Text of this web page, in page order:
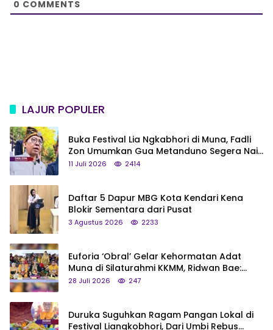
0 COMMENTS
LAJUR POPULER
Buka Festival Lia Ngkabhori di Muna, Fadli
Zon Umumkan Gua Metanduno Segera Naik
Status Jadi Cagar Budaya Nasional
11 Juli 2026 2414
Daftar 5 Dapur MBG Kota Kendari Kena
Blokir Sementara dari Pusat
3 Agustus 2026 2233
Euforia ‘Obral’ Gelar Kehormatan Adat
Muna di Silaturahmi KKMM, Ridwan Bae:
Saya Bukan Tipe Begitu, Belum Pantas!
28 Juli 2026 247
Duruka Suguhkan Ragam Pangan Lokal di
Festival Liangkobhori, Dari Umbi Rebus